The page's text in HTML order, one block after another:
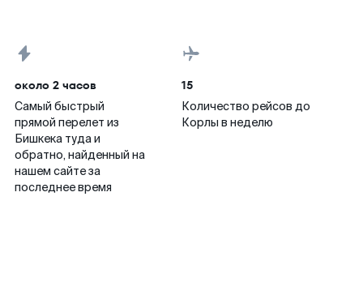
около 2 часов
Самый быстрый
прямой перелет из
Бишкека туда и
обратно, найденный на
нашем сайте за
последнее время
15
Количество рейсов до
Корлы в неделю